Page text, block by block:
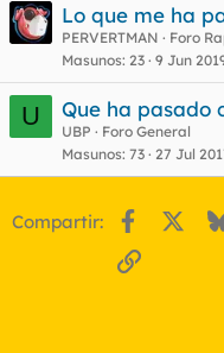
Lo que me ha
PERVERTMAN
Foro
Masunos 23 9 Jun
U Que ha pasado
UBP
Foro General
Masunos 73 27 Jul
Compartir: Facebook
Enlace